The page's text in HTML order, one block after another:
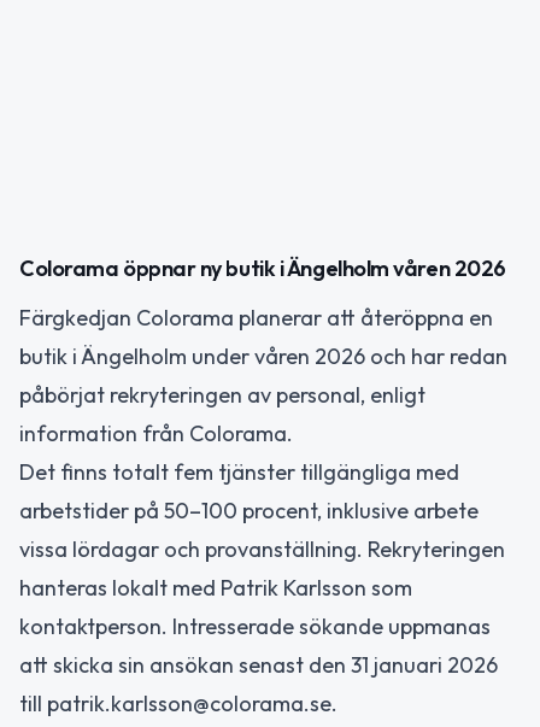
Colorama öppnar ny butik i Ängelholm våren 2026
Färgkedjan Colorama planerar att återöppna en
butik i Ängelholm under våren 2026 och har redan
påbörjat rekryteringen av personal, enligt
information från Colorama.
Det finns totalt fem tjänster tillgängliga med
arbetstider på 50–100 procent, inklusive arbete
vissa lördagar och provanställning. Rekryteringen
hanteras lokalt med Patrik Karlsson som
kontaktperson. Intresserade sökande uppmanas
att skicka sin ansökan senast den 31 januari 2026
till patrik.karlsson@colorama.se.